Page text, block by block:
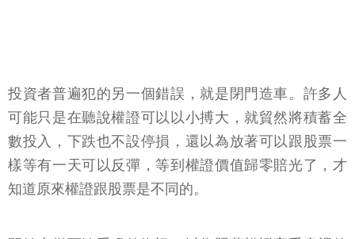
投資者普遍犯的另一個錯誤，就是閉門造車。許多人
可能只是在聽說權證可以以小搏大，就貿然將積蓄全
數投入，下跌也不設停損，還以為放著可以跟股票一
樣等有一天可以反彈，等到權證價值歸零賠光了，才
知道原來權證跟股票是不同的。